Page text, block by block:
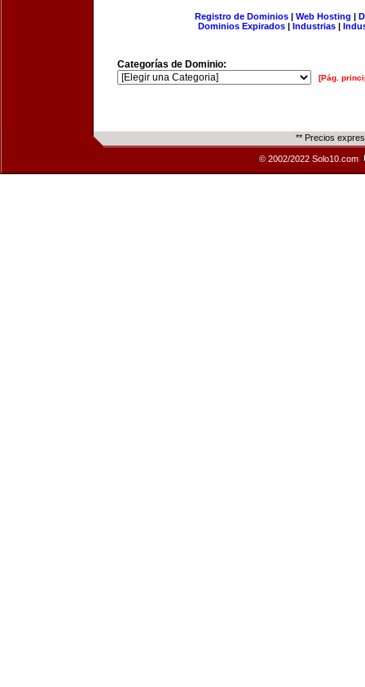
Registro de Dominios| Web Hosting |
Dominios Expirados | Industrias |
Categorías de Dominio:
[Pág.
** Precios
© 2002/2022 Solo10.com